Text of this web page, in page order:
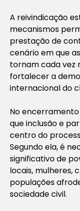
A reivindicação
mecanismos
prestação de
cenário em que
tornam cada vez
fortalecer a
internacional do
No
que inclusão e
centro do
Segundo ela, é
significativo de
locais, mulheres,
populações
sociedade civil.